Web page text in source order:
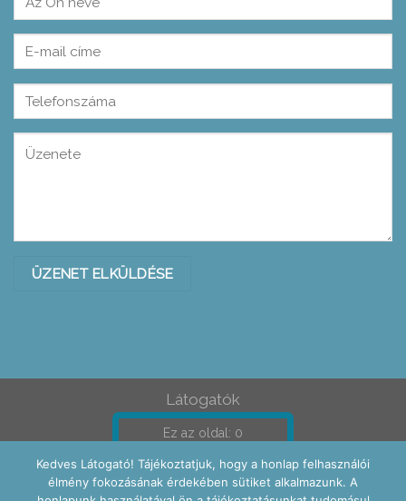
Please leave this field empty.
Please leave this field empty.
Látogatók
Ez az oldal: 0
Kedves Látogató! Tájékoztatjuk, hogy a honlap felhasználói
élmény fokozásának érdekében sütiket alkalmazunk. A